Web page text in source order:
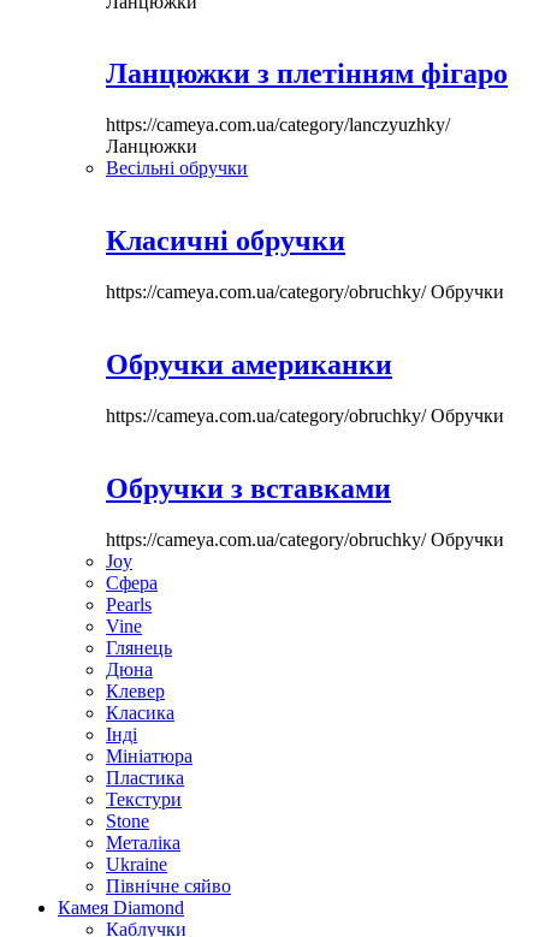
Ланцюжки з плетінням фігаро
https://cameya.com.ua/category/lanczyuzhky/
Ланцюжки
Весільні обручки
Класичні обручки
https://cameya.com.ua/category/obruchky/Обручки
Обручки американки
https://cameya.com.ua/category/obruchky/Обручки
Обручки з вставками
https://cameya.com.ua/category/obruchky/Обручки
Joy
Сфера
Pearls
Vine
Глянець
Дюна
Клевер
Класика
Інді
Мініатюра
Пластика
Текстури
Stone
Металіка
Ukraine
Північне сяйво
Камея Diamond
Каблучки